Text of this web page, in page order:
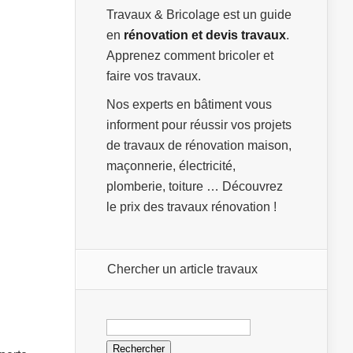
Travaux & Bricolage est un guide
en rénovation et devis travaux.
Apprenez comment bricoler et
faire vos travaux.
Nos experts en bâtiment vous
informent pour réussir vos projets
de travaux de rénovation maison,
maçonnerie, électricité,
plomberie, toiture … Découvrez
le prix des travaux rénovation !
Chercher un article travaux
Rechercher :